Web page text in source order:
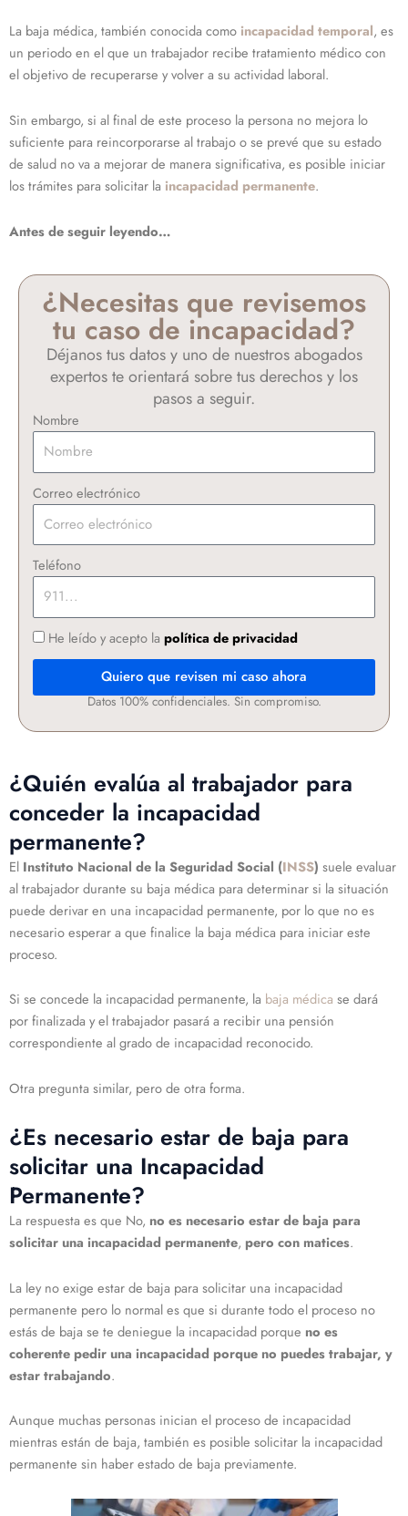
La baja médica, también conocida como incapacidad temporal, es
un periodo en el que un trabajador recibe tratamiento médico con
el objetivo de recuperarse y volver a su actividad laboral.
Sin embargo, si al final de este proceso la persona no mejora lo
suficiente para reincorporarse al trabajo o se prevé que su estado
de salud no va a mejorar de manera significativa, es posible iniciar
los trámites para solicitar la incapacidad permanente.
Antes de seguir leyendo…
¿Necesitas que revisemos
tu caso de incapacidad?
Déjanos tus datos y uno de nuestros abogados
expertos te orientará sobre tus derechos y los
pasos a seguir.
Nombre
Correo electrónico
Teléfono
He leído y acepto la política de privacidad
Quiero que revisen mi caso ahora
Datos 100% confidenciales. Sin compromiso.
¿Quién evalúa al trabajador para
conceder la incapacidad
permanente?
El Instituto Nacional de la Seguridad Social (INSS) suele evaluar
al trabajador durante su baja médica para determinar si la situación
puede derivar en una incapacidad permanente, por lo que no es
necesario esperar a que finalice la baja médica para iniciar este
proceso.
Si se concede la incapacidad permanente, la baja médica se dará
por finalizada y el trabajador pasará a recibir una pensión
correspondiente al grado de incapacidad reconocido.
Otra pregunta similar, pero de otra forma.
¿Es necesario estar de baja para
solicitar una Incapacidad
Permanente?
La respuesta es que No, no es necesario estar de baja para
solicitar una incapacidad permanente, pero con matices.
La ley no exige estar de baja para solicitar una incapacidad
permanente pero lo normal es que si durante todo el proceso no
estás de baja se te deniegue la incapacidad porque no es
coherente pedir una incapacidad porque no puedes trabajar, y
estar trabajando.
Aunque muchas personas inician el proceso de incapacidad
mientras están de baja, también es posible solicitar la incapacidad
permanente sin haber estado de baja previamente.